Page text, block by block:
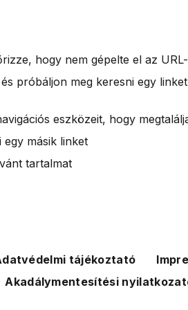
hogy nem gépelte el az
és próbáljon meg keresni egy
eszközeit, hogy
másik linket
tartalmat
tájékoztató
Akadálymentesítési